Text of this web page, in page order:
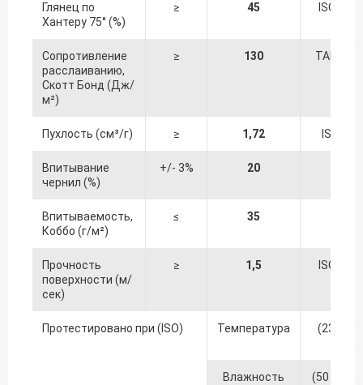
Глянец по
Хантеру 75° (%)
≥ 45 ISO
Сопротивление
расслаиванию,
Скотт Бонд (Дж/
м²)
≥ 130 TAPPI
Пухлость (см³/г) ≥ 1,72 ISO 534
Впитывание
чернил (%)
+/- 3% 20
Впитываемость,
Коббо (г/м²)
≤ 35
Прочность
поверхности (м/
сек)
≥ 1,5 ISO
Протестировано при (ISO) Температура
(23 +/-
Влажность (50 +/- 2)